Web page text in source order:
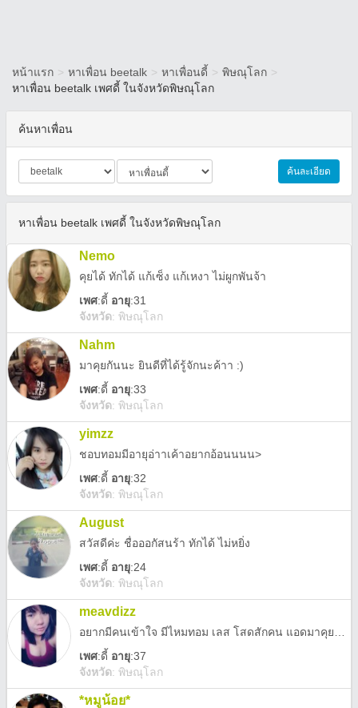
หน้าแรก > หาเพื่อน beetalk > หาเพื่อนดี้ > พิษณุโลก >
หาเพื่อน beetalk เพศดี้ ในจังหวัดพิษณุโลก
ค้นหาเพื่อน
ค้นละเอียด
หาเพื่อน beetalk เพศดี้ ในจังหวัดพิษณุโลก
Nemo
คุยได้ ทักได้ แก้เซ็ง แก้เหงา ไม่ผูกพันจ้า
เพศ:ดี้ อายุ:31
จังหวัด: พิษณุโลก
Nahm
มาคุยกันนะ ยินดีที่ได้รู้จักนะค้าา :)
เพศ:ดี้ อายุ:33
จังหวัด: พิษณุโลก
yimzz
ชอบทอมมีอายุอ่าาเค้าอยากอ้อนนนน>
เพศ:ดี้ อายุ:32
จังหวัด: พิษณุโลก
August
สวัสดีค่ะ ชื่อออกัสนร้า ทักได้ ไม่หยิ่ง
เพศ:ดี้ อายุ:24
จังหวัด: พิษณุโลก
meavdizz
เพศ:ดี้ อายุ:37
จังหวัด: พิษณุโลก
*หมูน้อย*